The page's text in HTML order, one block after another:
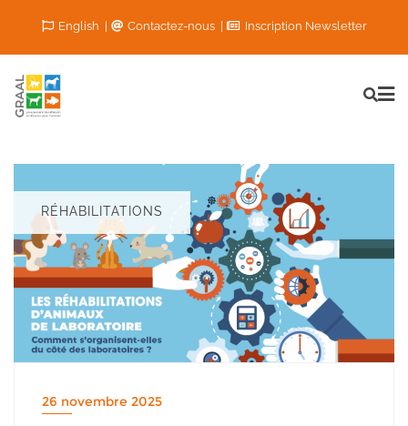
English Contactez-nous Inscription Newsletter
RÉHABILITATIONS
26 novembre 2025